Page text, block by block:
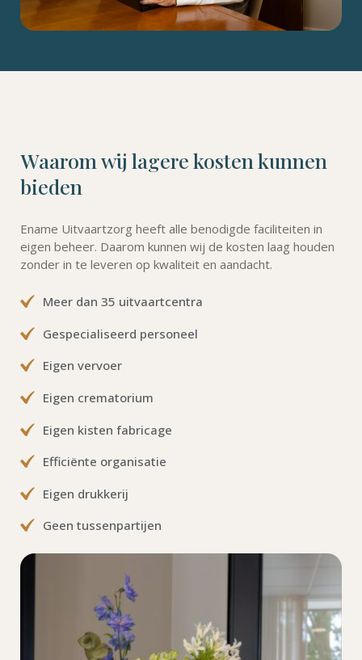
Waarom wij lagere kosten kunnen
bieden
Ename Uitvaartzorg heeft alle benodigde faciliteiten in
eigen beheer. Daarom kunnen wij de kosten laag houden
zonder in te leveren op kwaliteit en aandacht.
Meer dan 35 uitvaartcentra
Gespecialiseerd personeel
Eigen vervoer
Eigen crematorium
Eigen kisten fabricage
Efficiënte organisatie
Eigen drukkerij
Geen tussenpartijen